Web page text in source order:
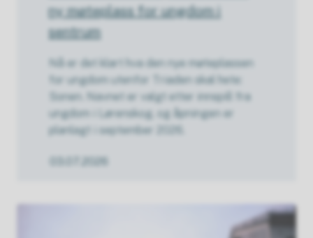
03.07.2026
ny møteplass for ungdom i
sentrum
Nå er det klart hva den nye møteplassen
for ungdom utenfor Triaden skal hete:
Sonen. Navnet er valgt etter innspill fra
ungdom i Lørenskog, og åpningen er
planlagt i september 2026.